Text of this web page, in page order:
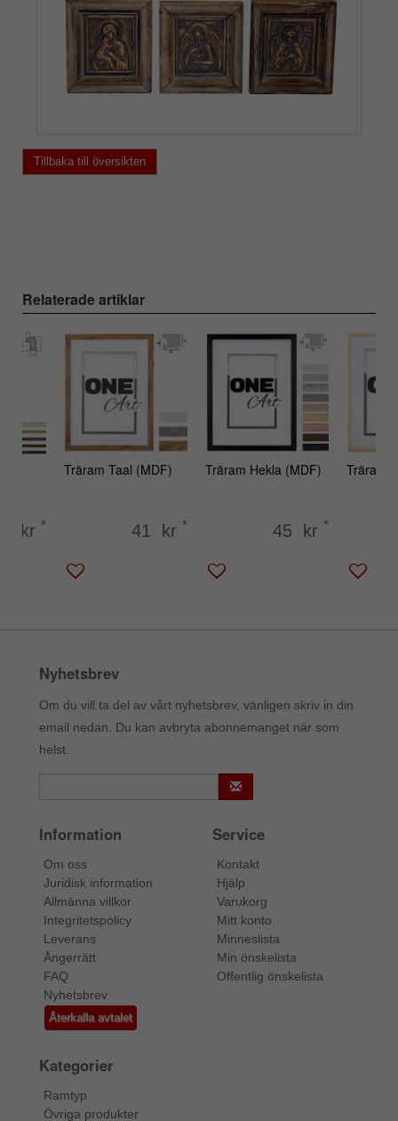
Tillbaka till översikten
Relaterade artiklar
kr *
Träram Taal (MDF)
41 kr *
Träram Hekla (MDF)
45 kr *
Träram
Nyhetsbrev
Om du vill ta del av vårt nyhetsbrev, vänligen skriv in din
email nedan. Du kan avbryta abonnemanget när som
helst.
Information
Om oss
Juridisk information
Allmänna villkor
Integritetspolicy
Leverans
Ångerrätt
FAQ
Nyhetsbrev
Återkalla avtalet
Service
Kontakt
Hjälp
Varukorg
Mitt konto
Minneslista
Min önskelista
Offentlig önskelista
Kategorier
Ramtyp
Övriga produkter